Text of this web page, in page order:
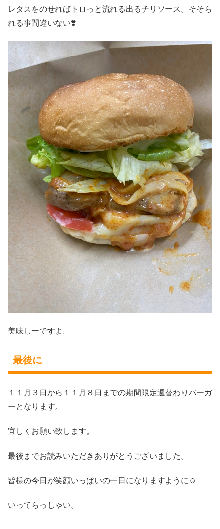
レタスをのせればトロっと流れる出るチリソース。そそら
れる事間違いない❣️
美味しーですよ。
最後に
１１月３日から１１月８日までの期間限定週替わりバーガ
ーとなります。
宜しくお願い致します。
最後までお読みいただきありがとうございました。
皆様の今日が笑顔いっぱいの一日になりますように☺
いってらっしゃい。